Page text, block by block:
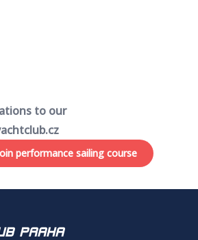
to our
performance sailing course
Praha